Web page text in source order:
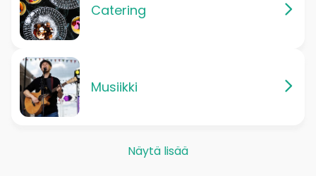
Catering
Musiikki
Näytä lisää